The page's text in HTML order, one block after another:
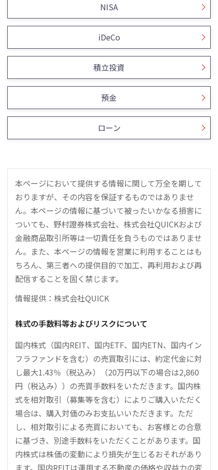
NISA
iDeCo
積立投資
預金
ローン
本ページにおいて提供する情報に関して万全を期して
おりますが、その内容を保証するものではありませ
ん。本ページの情報に基づいて被ったいかなる損害に
ついても、野村證券株式会社、株式会社QUICKおよび
金融商品取引所等は一切責任を負うものではありませ
ん。また、本ページの情報を営業に利用することはも
ちろん、第三者への提供目的で加工、再利用および再
配信することを固く禁じます。
情報提供：株式会社QUICK
株式の手数料等およびリスクについて
国内株式（国内REIT、国内ETF、国内ETN、国内イン
フラファンドを含む）の売買取引には、約定代金に対
し最大1.43％（税込み）（20万円以下の場合は2,860
円（税込み））の売買手数料をいただきます。国内株
式を相対取引（募集等を含む）によりご購入いただく
場合は、購入対価のみお支払いいただきます。ただ
し、相対取引による売買においても、お客様との合意
に基づき、別途手数料をいただくことがあります。国
内株式は株価の変動により損失が生じるおそれがあり
ます。国内REITは運用する不動産の価格や収益力の変